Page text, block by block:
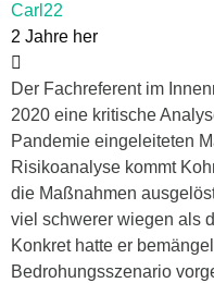
Carl22
2 Jahre her
Der Fachreferent im
2020 eine kritische
Pandemie eingeleiteten
Risikoanalyse kommt
die Maßnahmen
viel schwerer wiegen als
Konkret hatte er
Bedrohungsszenario